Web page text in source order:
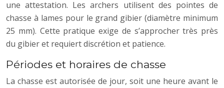
une attestation. Les archers utilisent des pointes de
chasse à lames pour le grand gibier (diamètre minimum
25 mm). Cette pratique exige de s’approcher très près
du gibier et requiert discrétion et patience.
Périodes et horaires de chasse
La chasse est autorisée de jour, soit une heure avant le